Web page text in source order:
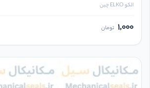
الکو ELKO چین
1,000 تومان